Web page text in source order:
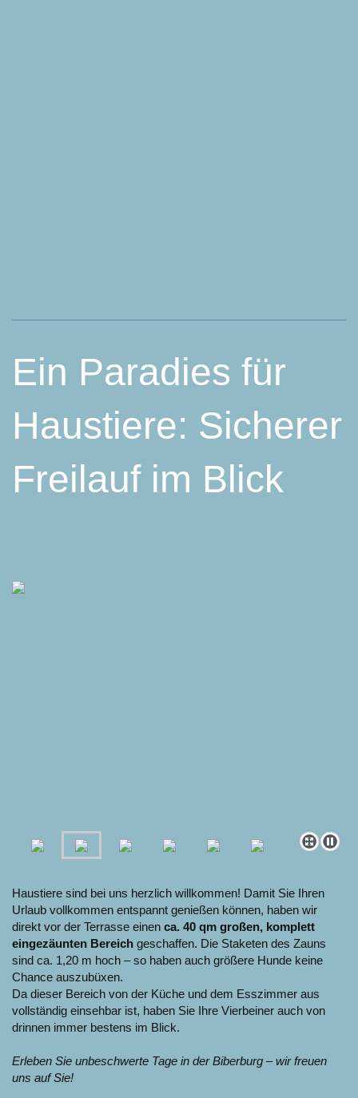
Ein Paradies für
Haustiere: Sicherer
Freilauf im Blick
Haustiere sind bei uns herzlich willkommen! Damit Sie Ihren
Urlaub vollkommen entspannt genießen können, haben wir
direkt vor der Terrasse einen ca. 40 qm großen, komplett
eingezäunten Bereich geschaffen. Die Staketen des Zauns
sind ca. 1,20 m hoch – so haben auch größere Hunde keine
Chance auszubüxen.
Da dieser Bereich von der Küche und dem Esszimmer aus
vollständig einsehbar ist, haben Sie Ihre Vierbeiner auch von
drinnen immer bestens im Blick.
Erleben Sie unbeschwerte Tage in der Biberburg – wir freuen
uns auf Sie!